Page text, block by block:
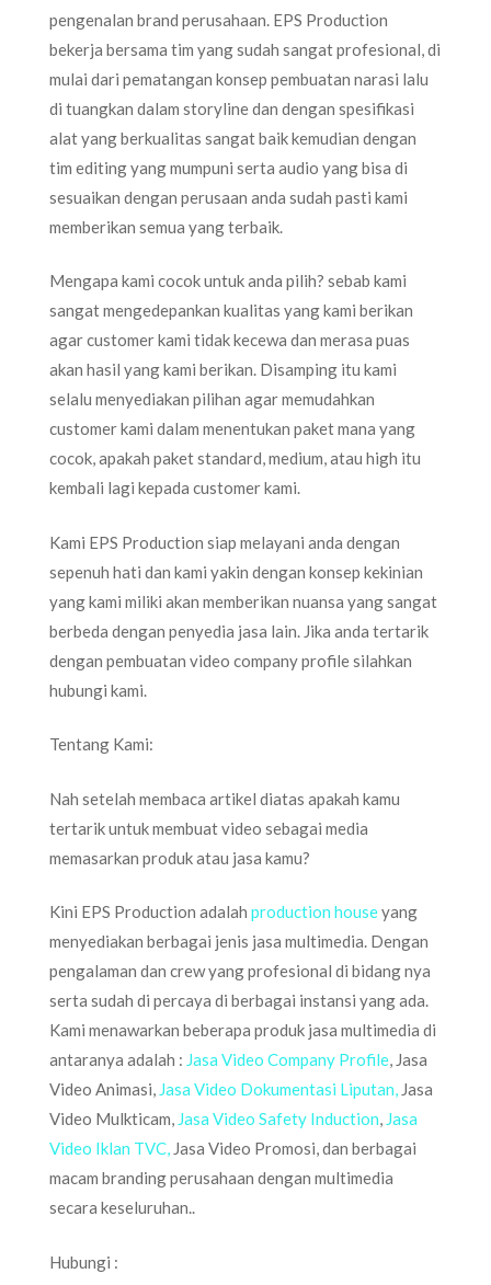
pengenalan brand perusahaan. EPS Production
bekerja bersama tim yang sudah sangat profesional, di
mulai dari pematangan konsep pembuatan narasi lalu
di tuangkan dalam storyline dan dengan spesifikasi
alat yang berkualitas sangat baik kemudian dengan
tim editing yang mumpuni serta audio yang bisa di
sesuaikan dengan perusaan anda sudah pasti kami
memberikan semua yang terbaik.
Mengapa kami cocok untuk anda pilih? sebab kami
sangat mengedepankan kualitas yang kami berikan
agar customer kami tidak kecewa dan merasa puas
akan hasil yang kami berikan. Disamping itu kami
selalu menyediakan pilihan agar memudahkan
customer kami dalam menentukan paket mana yang
cocok, apakah paket standard, medium, atau high itu
kembali lagi kepada customer kami.
Kami EPS Production siap melayani anda dengan
sepenuh hati dan kami yakin dengan konsep kekinian
yang kami miliki akan memberikan nuansa yang sangat
berbeda dengan penyedia jasa lain. Jika anda tertarik
dengan pembuatan video company profile silahkan
hubungi kami.
Tentang Kami:
Nah setelah membaca artikel diatas apakah kamu
tertarik untuk membuat video sebagai media
memasarkan produk atau jasa kamu?
Kini EPS Production adalah production houseyang
menyediakan berbagai jenis jasa multimedia. Dengan
pengalaman dan crew yang profesional di bidang nya
serta sudah di percaya di berbagai instansi yang ada.
Kami menawarkan beberapa produk jasa multimedia di
antaranya adalah : Jasa Video Company Profile, Jasa
Video Animasi, Jasa Video Dokumentasi Liputan, Jasa
Video Mulkticam, Jasa Video Safety Induction, Jasa
Video Iklan TVC, Jasa Video Promosi, dan berbagai
macam branding perusahaan dengan multimedia
secara keseluruhan..
Hubungi :